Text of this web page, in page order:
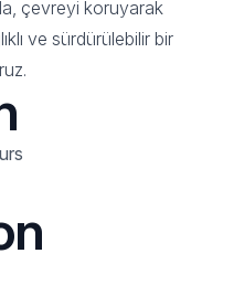
çevreyi koruyarak
ve sürdürülebilir bir